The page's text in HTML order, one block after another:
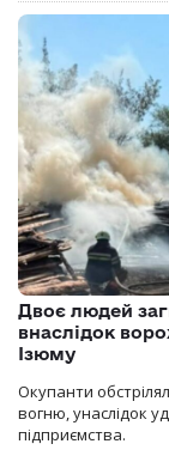
Двоє людей
внаслідок
Ізюму
Окупанти
вогню, унаслідок
підприємства.